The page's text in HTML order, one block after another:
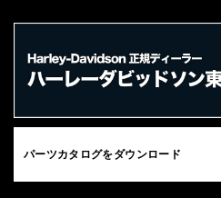
パーツカタログをダウンロード